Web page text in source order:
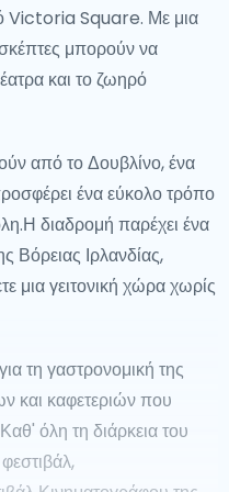
μοναδικές γεωλογικές
της Connemara είναι
αναδεικνύουν τη φυσική
θορυβώδεις πόλεις, τα
γραφική ομορφιά του
αποδράσεις. Το
ακτές του και τις
στην παραδοσιακή
είναι επίσης εξαιρετικοί
να εμβαθύνουν στη
Victoria Square. Με μια
μπορούν να
και το ζωηρό
από το Δουβλίνο, ένα
ένα εύκολο τρόπο
διαδρομή παρέχει ένα
Βόρειας Ιρλανδίας,
μια γειτονική χώρα χωρίς
τη γαστρονομική της
και καφετεριών που
όλη τη διάρκεια του